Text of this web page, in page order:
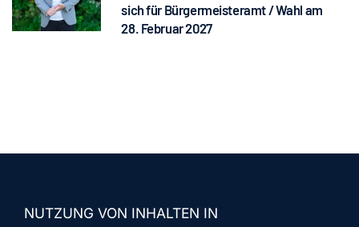
sich für Bürgermeisteramt / Wahl am
28. Februar 2027
NUTZUNG VON INHALTEN IN